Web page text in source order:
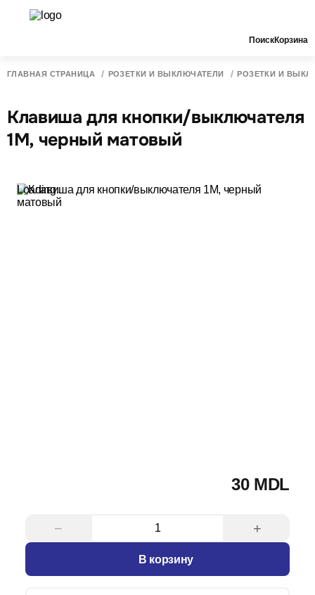
ПоискКорзина
ГЛАВНАЯ СТРАНИЦА РОЗЕТКИ И ВЫКЛЮЧАТЕЛИ РОЗЕТКИ И
Клавиша для кнопки/выключателя
1M, черный матовый
Loading...
30 MDL
− +
В корзину